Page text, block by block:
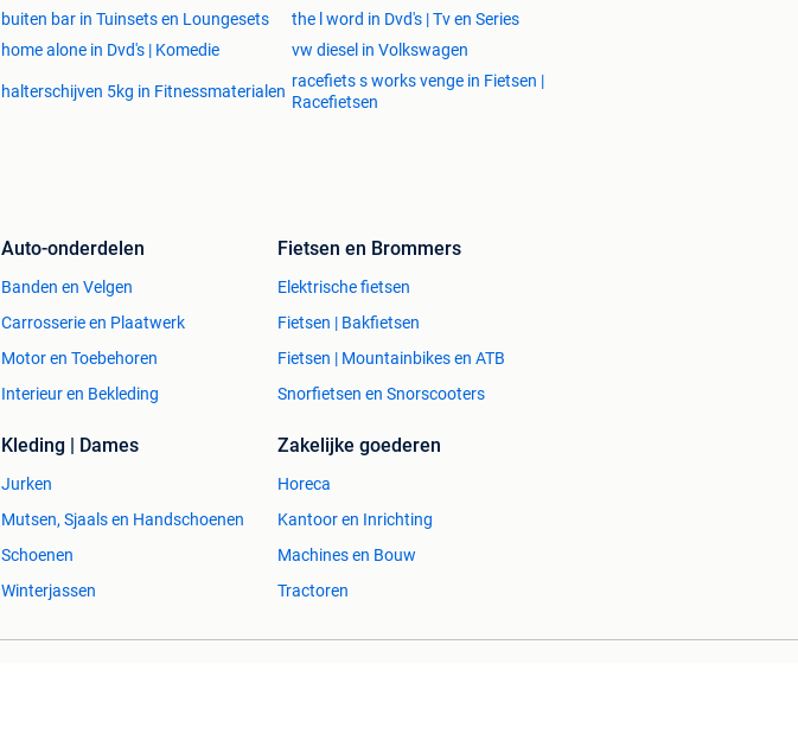
buiten bar in Tuinsets en Loungesets
the l word in Dvd's | Tv en Series
home alone in Dvd's | Komedie
vw diesel in Volkswagen
halterschijven 5kg in Fitnessmaterialen
racefiets s works venge in Fietsen |
Racefietsen
Auto-onderdelen
Banden en Velgen
Carrosserie en Plaatwerk
Motor en Toebehoren
Interieur en Bekleding
Fietsen en Brommers
Elektrische fietsen
Fietsen | Bakfietsen
Fietsen | Mountainbikes en ATB
Snorfietsen en Snorscooters
Kleding | Dames
Jurken
Mutsen, Sjaals en Handschoenen
Schoenen
Winterjassen
Zakelijke goederen
Horeca
Kantoor en Inrichting
Machines en Bouw
Tractoren